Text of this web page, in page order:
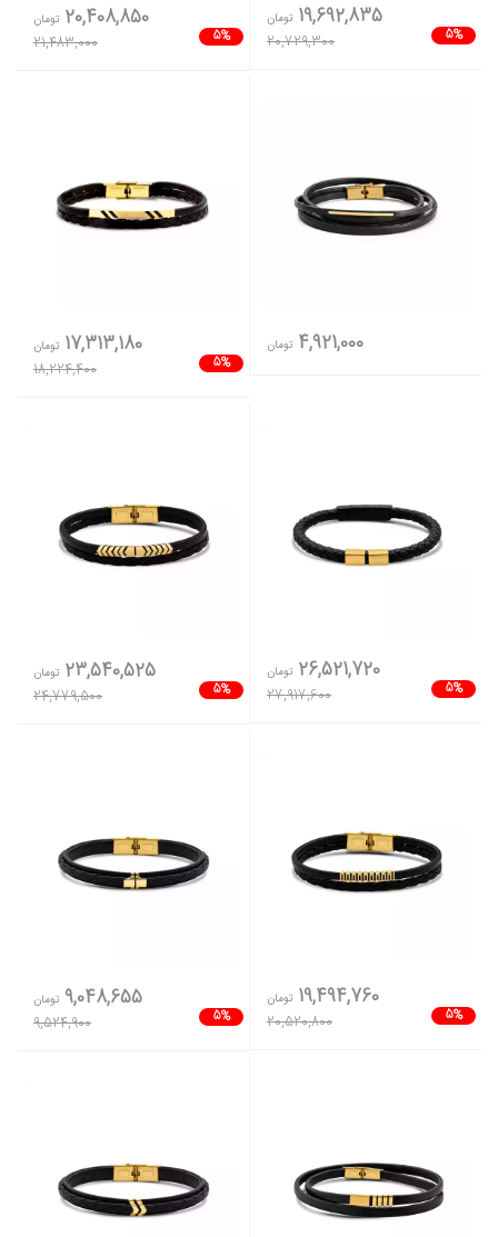
5%
19,692,835 تومان
20,729,300
5%
20,408,850 تومان
21,483,000
4,921,000 تومان
5%
17,313,180 تومان
18,224,400
5%
26,521,720 تومان
27,917,600
5%
23,540,525 تومان
24,779,500
5%
19,494,760 تومان
20,520,800
5%
9,048,655 تومان
9,524,900